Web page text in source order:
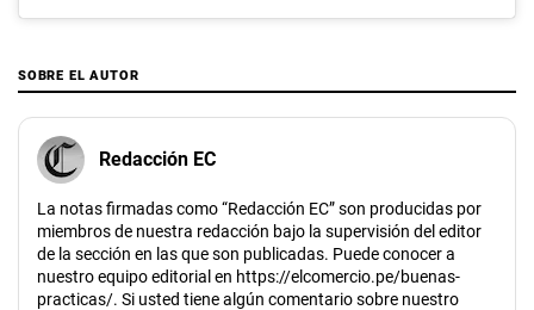
SOBRE EL AUTOR
Redacción EC
La notas firmadas como “Redacción EC” son producidas por
miembros de nuestra redacción bajo la supervisión del editor
de la sección en las que son publicadas. Puede conocer a
nuestro equipo editorial en https://elcomercio.pe/buenas-
practicas/. Si usted tiene algún comentario sobre nuestro